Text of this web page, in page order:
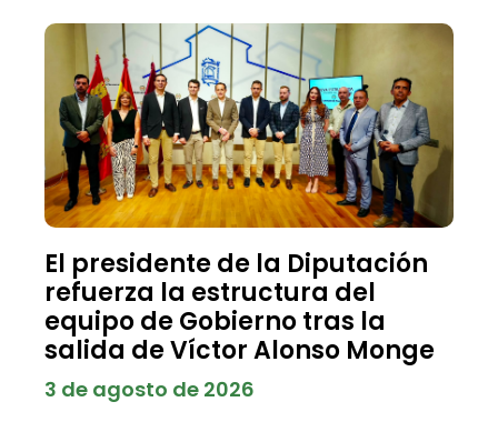
El presidente de la Diputación
refuerza la estructura del
equipo de Gobierno tras la
salida de Víctor Alonso Monge
3 de agosto de 2026